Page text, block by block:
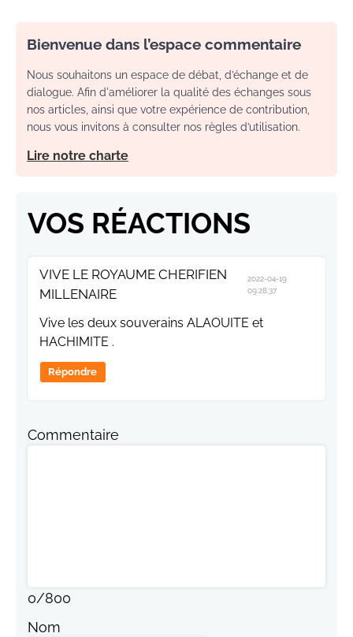
Bienvenue dans l’espace commentaire
Nous souhaitons un espace de débat, d’échange et de
dialogue. Afin d'améliorer la qualité des échanges sous
nos articles, ainsi que votre expérience de contribution,
nous vous invitons à consulter nos règles d’utilisation.
Lire notre charte
VOS RÉACTIONS
VIVE LE ROYAUME CHERIFIEN
MILLENAIRE
2022-04-19
09:28:37
Vive les deux souverains ALAOUITE et
HACHIMITE .
Répondre
Commentaire
0/800
Nom